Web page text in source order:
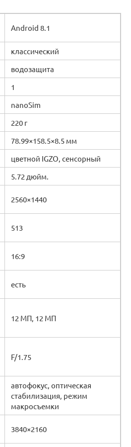
Android 8.1
классический
водозащита
1
nanoSim
220 г
78.99×158.5×8.5 мм
цветной IGZO, сенсорный
5.72 дюйм.
2560×1440
513
16:9
есть
12 МП, 12 МП
F/1.75
автофокус, оптическая
стабилизация, режим
макросъемки
3840×2160